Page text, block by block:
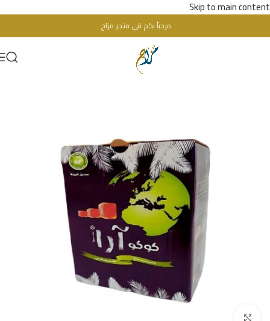
Skip to main content
تحذير : للبالغين فقط + 18 عام - WARINIG : Not For Sale For Minors
مرحباُ بكم في متجر مزاج